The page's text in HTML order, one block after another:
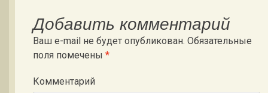
Добавить комментарий
Ваш e-mail не будет опубликован. Обязательные
поля помечены *
Комментарий